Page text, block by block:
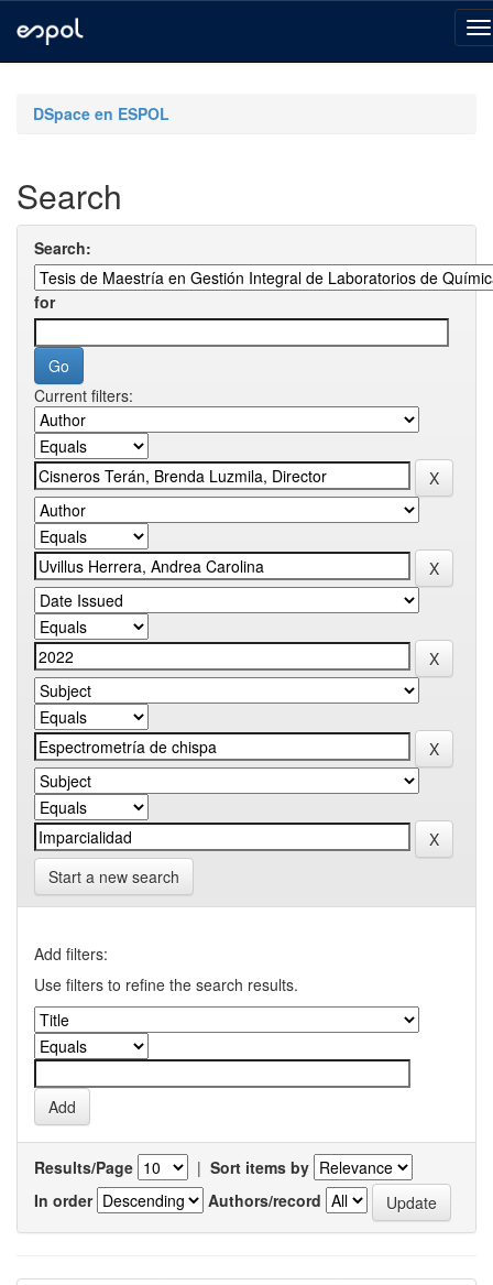
navigationDSpace en ESPOL
Search
Search:
for
Current filters:
Start a new search
Add filters:
Use filters to refine the search results.
Results/Page | Sort items by
In order
Authors/record